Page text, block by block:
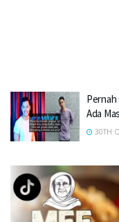
Pernah
Ada
30TH